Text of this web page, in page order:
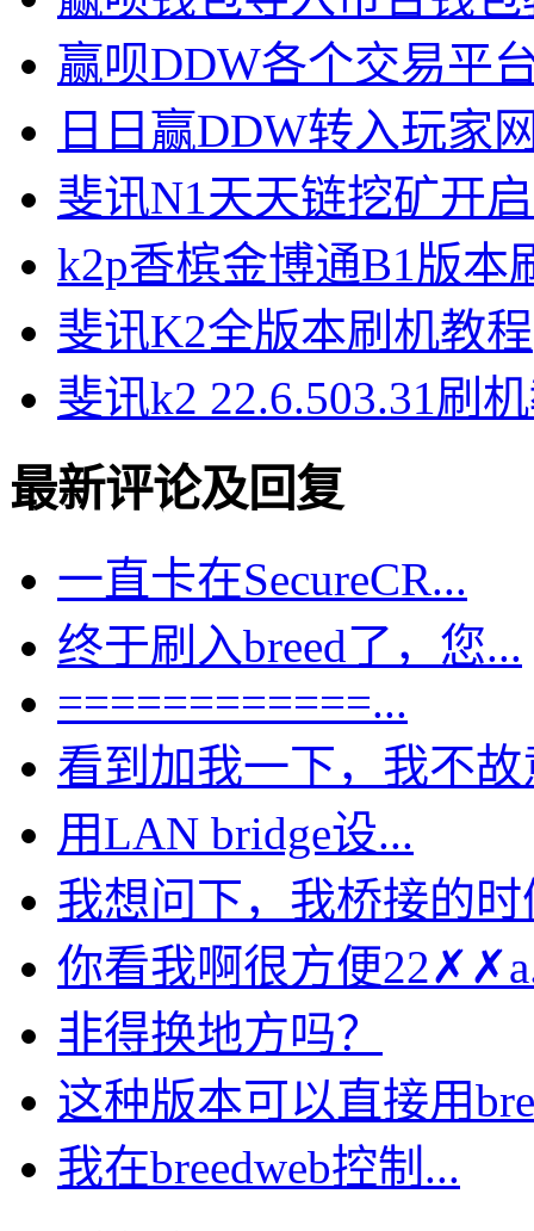
赢呗DDW各个交易平
日日赢DDW转入玩家
斐讯N1天天链挖矿开
k2p香槟金博通B1版本
斐讯K2全版本刷机教程
斐讯k2 22.6.503.31刷
最新评论及回复
一直卡在SecureCR...
终于刷入breed了，您...
============...
看到加我一下，我不故
用LAN bridge设...
我想问下，我桥接的时
你看我啊很方便
非得换地方吗？
这种版本可以直接用
我在breedweb控制...